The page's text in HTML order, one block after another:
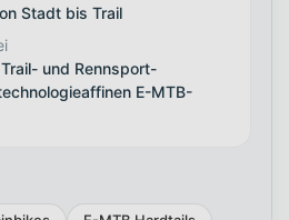
Stadt bis Trail
und Rennsport-
E-MTB-